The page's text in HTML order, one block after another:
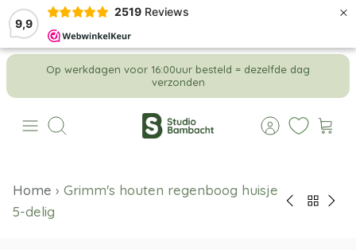
9,9
2519 Reviews ×
Meteen
de
content
Op werkdagen voor 16:00uur besteld = dezelfde dag
verzonden
Zoeken
Home › Grimm's houten regenboog huisje
5-delig